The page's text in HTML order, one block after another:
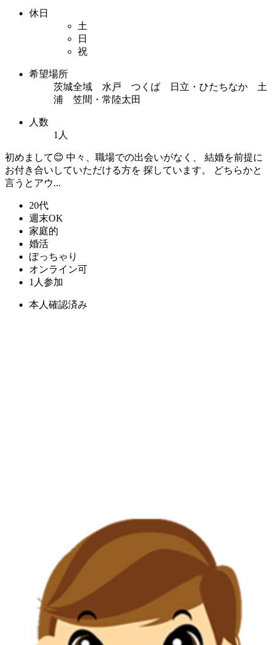
休日
土
日
祝
希望場所
茨城全域 水戸 つくば 日立・ひたちなか 土
浦 笠間・常陸太田
人数
1人
初めまして😊 中々、職場での出会いがなく、 結婚を前提に
お付き合いしていただける方を 探しています。 どちらかと
言うとアウ...
20代
週末OK
家庭的
婚活
ぽっちゃり
オンライン可
1人参加
本人確認済み